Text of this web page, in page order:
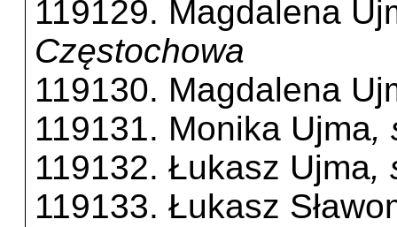
119129. Magdalena
Częstochowa
119130. Magdalena
119131. Monika Ujma,
119132. Łukasz Ujma,
119133. Łukasz